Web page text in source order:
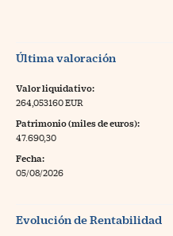
Última valoración
Valor liquidativo:
264,053160 EUR
Patrimonio (miles de euros):
47.690,30
Fecha:
05/08/2026
Evolución de Rentabilidad